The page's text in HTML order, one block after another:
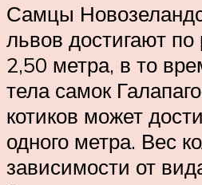
Самцы
львов достигают
2,50 метра, в то
тела самок
котиков может
одного метра. Вес
зависимости от